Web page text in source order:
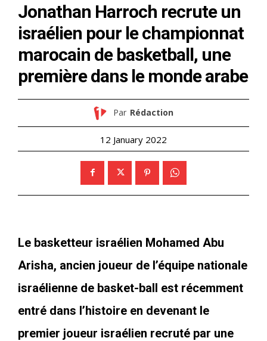
Jonathan Harroch recrute un
israélien pour le championnat
marocain de basketball, une
première dans le monde arabe
Par Rédaction
12 January 2022
Le basketteur israélien Mohamed Abu
Arisha, ancien joueur de l’équipe nationale
israélienne de basket-ball est récemment
entré dans l’histoire en devenant le
premier joueur israélien recruté par une